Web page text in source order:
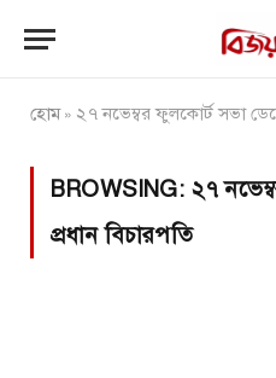
হোম» ২৭ নভেম্বর ফুলকোর্ট সভা
BROWSING: ২৭
প্রধান বিচারপতি